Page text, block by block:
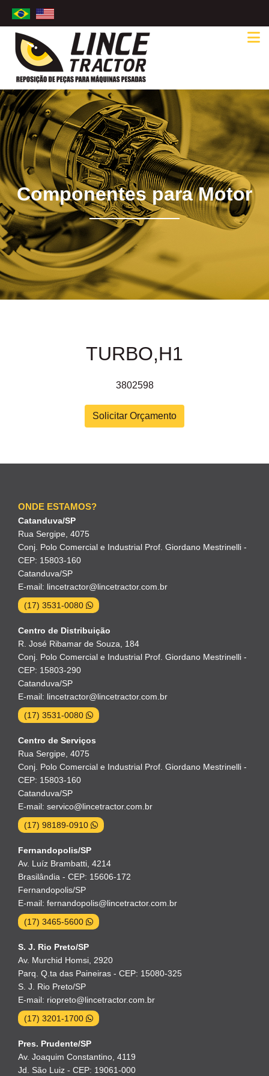
Componentes para Motor
TURBO,H1
3802598
Solicitar Orçamento
ONDE ESTAMOS?
Catanduva/SP
Rua Sergipe, 4075
Conj. Polo Comercial e Industrial Prof. Giordano Mestrinelli -
CEP: 15803-160
Catanduva/SP
E-mail: lincetractor@lincetractor.com.br
(17) 3531-0080
Centro de Distribuição
R. José Ribamar de Souza, 184
Conj. Polo Comercial e Industrial Prof. Giordano Mestrinelli -
CEP: 15803-290
Catanduva/SP
E-mail: lincetractor@lincetractor.com.br
(17) 3531-0080
Centro de Serviços
Rua Sergipe, 4075
Conj. Polo Comercial e Industrial Prof. Giordano Mestrinelli -
CEP: 15803-160
Catanduva/SP
E-mail: servico@lincetractor.com.br
(17) 98189-0910
Fernandopolis/SP
Av. Luíz Brambatti, 4214
Brasilândia - CEP: 15606-172
Fernandopolis/SP
E-mail: fernandopolis@lincetractor.com.br
(17) 3465-5600
S. J. Rio Preto/SP
Av. Murchid Homsi, 2920
Parq. Q.ta das Paineiras - CEP: 15080-325
S. J. Rio Preto/SP
E-mail: riopreto@lincetractor.com.br
(17) 3201-1700
Pres. Prudente/SP
Av. Joaquim Constantino, 4119
Jd. São Luiz - CEP: 19061-000